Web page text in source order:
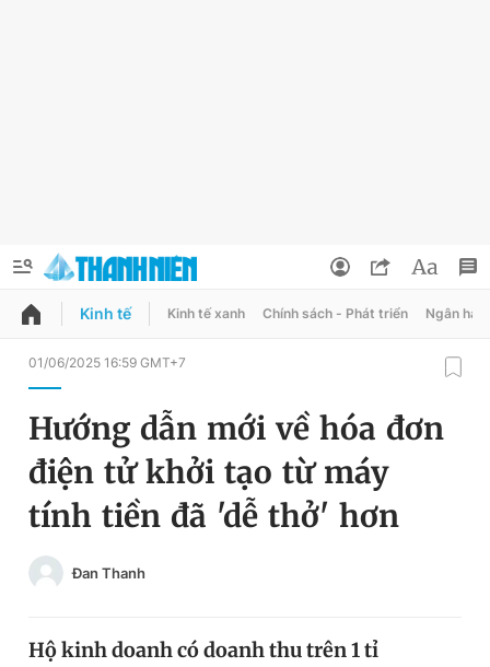
QUẢNG CÁO
Chuyên mục
Chuyên mục khác
Chào ngày mới
Đổi mật khẩu
Tin đã lưu
Kinh tế Kinh tế xanh Chính sách - Phát triển Ngân
01/06/2025 16:59 GMT+7
Hướng dẫn mới về hóa đơn
điện tử khởi tạo từ máy
tính tiền đã 'dễ thở' hơn
Đan Thanh
Hộ kinh doanh có doanh thu trên 1 tỉ